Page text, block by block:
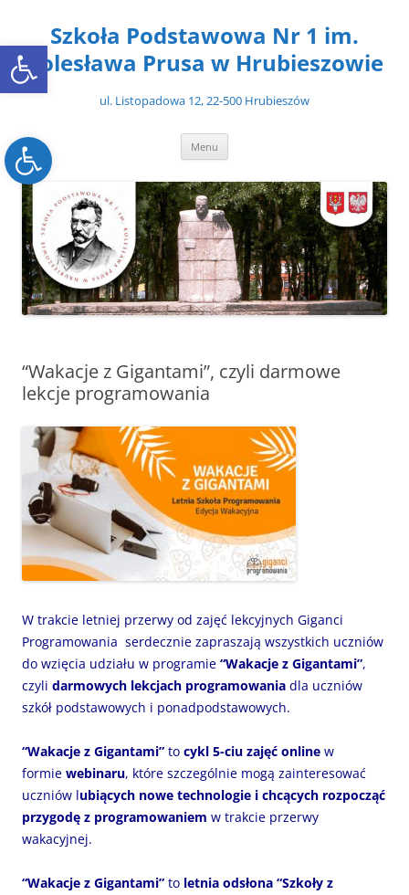
Open toolbar
Open toolbar
treściSzkoła Podstawowa Nr 1 im.
Bolesława Prusa w Hrubieszowie
ul. Listopadowa 12, 22-500 Hrubieszów
Menu
“Wakacje z Gigantami”, czyli darmowe
lekcje programowania
W trakcie letniej przerwy od zajęć lekcyjnych Giganci
Programowania serdecznie zapraszają wszystkich uczniów
do wzięcia udziału w programie “Wakacje z Gigantami”,
czyli darmowych lekcjach programowania dla uczniów
szkół podstawowych i ponadpodstawowych.
“Wakacje z Gigantami” to cykl 5-ciu zajęć online w
formie webinaru, które szczególnie mogą zainteresować
uczniów lubiących nowe technologie i chcących rozpocząć
przygodę z programowaniem w trakcie przerwy
wakacyjnej.
“Wakacje z Gigantami” to letnia odsłona “Szkoły z